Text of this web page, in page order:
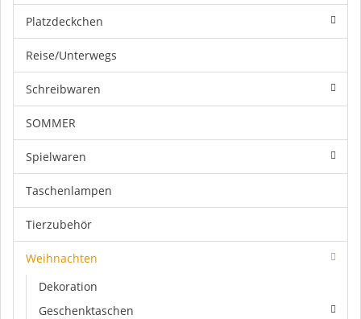
Platzdeckchen
Reise/Unterwegs
Schreibwaren
SOMMER
Spielwaren
Taschenlampen
Tierzubehör
Weihnachten
Dekoration
Geschenktaschen